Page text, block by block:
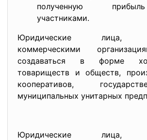
полученную
участниками.
Юридические лица,
коммерческими
создаваться в форме
товариществ и обществ,
кооперативов,
муниципальных унитарных
Юридические лица,